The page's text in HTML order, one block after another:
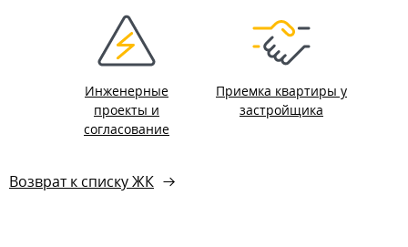
Инженерные
проекты и
согласование
Приемка квартиры у
застройщика
Возврат к списку ЖК